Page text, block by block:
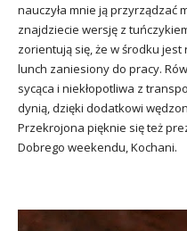
nauczyła mnie ją przyrządzać
znajdziecie wersję z
zorientują się, że w środku jest
lunch zaniesiony do pracy.
sycąca i niekłopotliwa z
dynią, dzięki dodatkowi
Przekrojona pięknie się też
Dobrego weekendu, Kochani.